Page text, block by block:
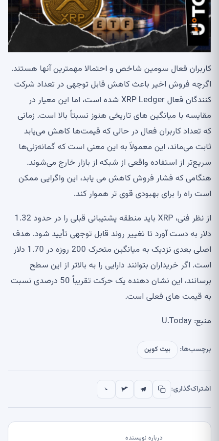
کاربران فعال سومین شاخص و احتمالا مهمترین آنها هستند.
اگرچه فروش اخیر باعث کاهش قابل توجهی در تعداد شرکت
کنندگان فعال XRP Ledger شده است، اما این معیار در
مقایسه با میانگین های تاریخی هنوز نسبتاً بالا است. زمانی
که تعداد کاربران فعال در حالی که قیمت‌ها کاهش می‌یابد
ثابت می‌ماند، این معمولاً به این معنی است که گمانه‌زنی‌ها
سریع‌تر از استفاده واقعی از شبکه از بازار خارج می‌شوند.
هنگامی که فشار فروش کاهش می یابد، این واگرایی ممکن
است راه را برای بهبودی قوی تر هموار کند.
از نظر فنی، XRP باید منطقه پشتیبانی قبلی را در حدود 1.32
دلار به دست آورد تا تغییر روند قابل توجهی تأیید شود. هدف
اصلی بعدی نزدیک به میانگین متحرک 200 روزه در 1.70 دلار
است. اگر خریداران بتوانند دارایی را به بالاتر از این سطح
برسانند، این نشان دهنده یک حرکت تقریباً 50 درصدی نسبت
به قیمت های فعلی است.
منبع: U.Today
برچسب‌ها: بیت کوین
اشتراک‌گذاری:
درباره نویسنده